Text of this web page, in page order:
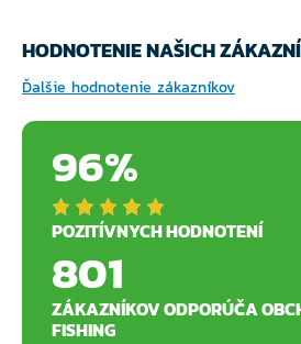
HODNOTENIE NAŠICH
Ďalšie hodnotenie zákazníkov
96%
POZITÍVNYCH HODNOTENÍ
801
ZÁKAZNÍKOV ODPORÚČA
FISHING